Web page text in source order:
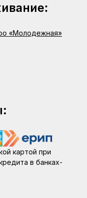
«Молодежная»
картой при
в банках-